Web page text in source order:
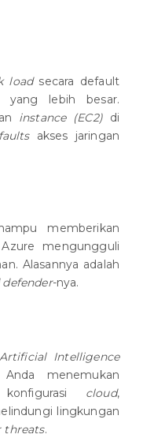
loadsecara default
yang lebih besar.
instance (EC2)di
akses jaringan
memberikan
mengungguli
Alasannya adalah
-nya.
Artificial Intelligence
menemukan
cloud,
lingkungan
threats.